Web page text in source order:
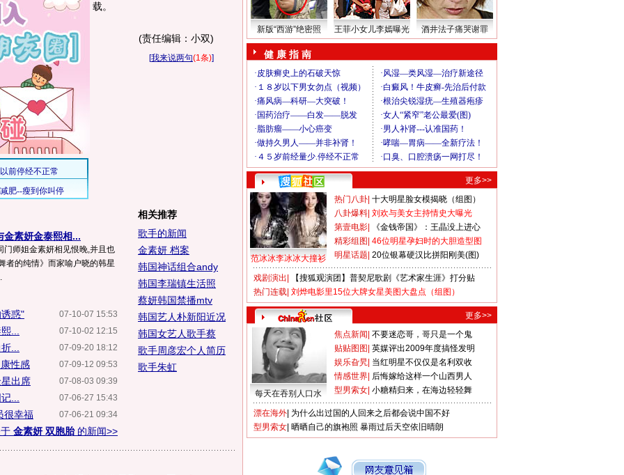
载。
(责任编辑：小双)
[我来说两句(1条)]
金素妍金泰熙相...
门师姐金素妍相见恨晚,并且也
者的纯情》而家喻户晓的韩星
07-10-07 15:53
惑"
07-10-02 12:15
...
07-09-20 18:12
...
07-09-12 09:53
性感
07-08-03 09:39
出席
07-06-27 15:43
...
07-06-21 09:34
很幸福
金素妍 双胞胎的新闻>>
相关推荐
歌手的新闻
金素妍 档案
韩国神话组合andy
韩国李瑞镇生活照
蔡妍韩国禁播mtv
韩国艺人朴新阳近况
韩国女艺人歌手蔡
歌手周彦宏个人简历
歌手朱虹
新版“西游”绝密照 王菲小女儿李嫣曝光 酒井法子痛哭谢罪
健 康 指 南
更多>>
范冰冰李冰冰大撞衫
热门八卦 十大明星脸女模揭晓（组图）
八卦爆料 刘欢与美女主持情史大曝光
第壹电影
《金钱帝国》：王晶没上进心
精彩组图 46位明星孕妇时的大胆造型图
明星话题 20位银幕硬汉比拼阳刚美(图)
戏剧演出
【搜狐观演团】普契尼歌剧《艺术家生涯》打分贴
热门连载 刘烨电影里15位大牌女星美图大盘点（组图）
更多>>
每天在吞别人口水
焦点新闻 不要迷恋哥，哥只是一个鬼
贴贴图图 英媒评出2009年度搞怪发明
娱乐旮旯 当红明星不仅仅是名利双收
情感世界 后悔嫁给这样一个山西男人
型男索女 小糖精归来，在海边轻轻舞
漂在海外 为什么出过国的人回来之后都会说中国不好
型男索女 晒晒自己的旗袍照 暴雨过后天空依旧晴朗